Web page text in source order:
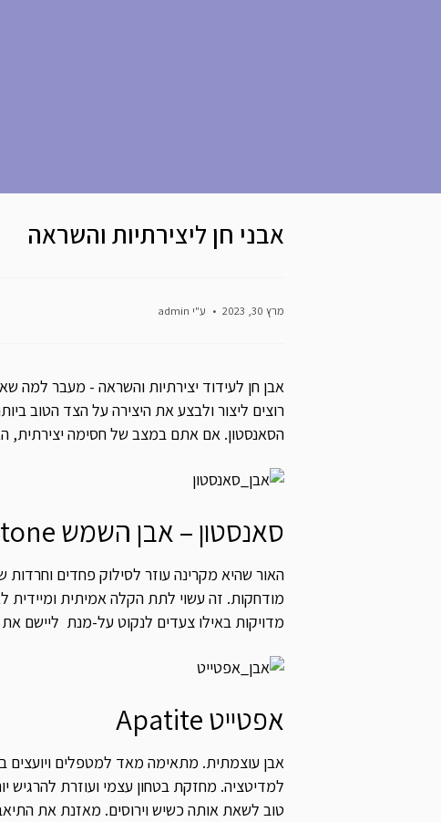
אבני חן ליצירתיות והשראה
מרץ 30, 2023 ע"י admin
אבן חן לעידוד יצירתיות והשראה - מעבר למה
רוצים ליצור ולבצע את היצירה על הצד הטוב
הסאנסטון. אם אתם במצב של חסימה יצירתית,
סאנסטון – אבן השמש Sunstone
האור שהיא מקרינה עוזר לסילוק פחדים
מודחקות. זה עשוי לתת הקלה אמיתית
מדויקות באילו צעדים לנקוט על-מנת ליישם את
אפטייט Apatite
אבן עוצמתית. מתאימה מאד למטפלים ויועצים
למדיטציה. מחזקת בטחון עצמי ועוזרת
טוב לשאת אותה כשיש וירוסים. מאזנת את